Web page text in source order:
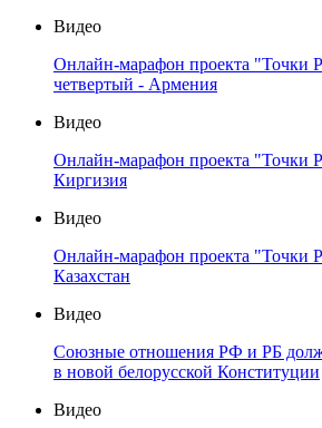
Видео
Онлайн-марафон проекта "Точки
четвертый - Армения
Видео
Онлайн-марафон проекта "Точки
Киргизия
Видео
Онлайн-марафон проекта "Точки
Казахстан
Видео
Союзные отношения РФ и РБ
в новой белорусской Конституции
Видео